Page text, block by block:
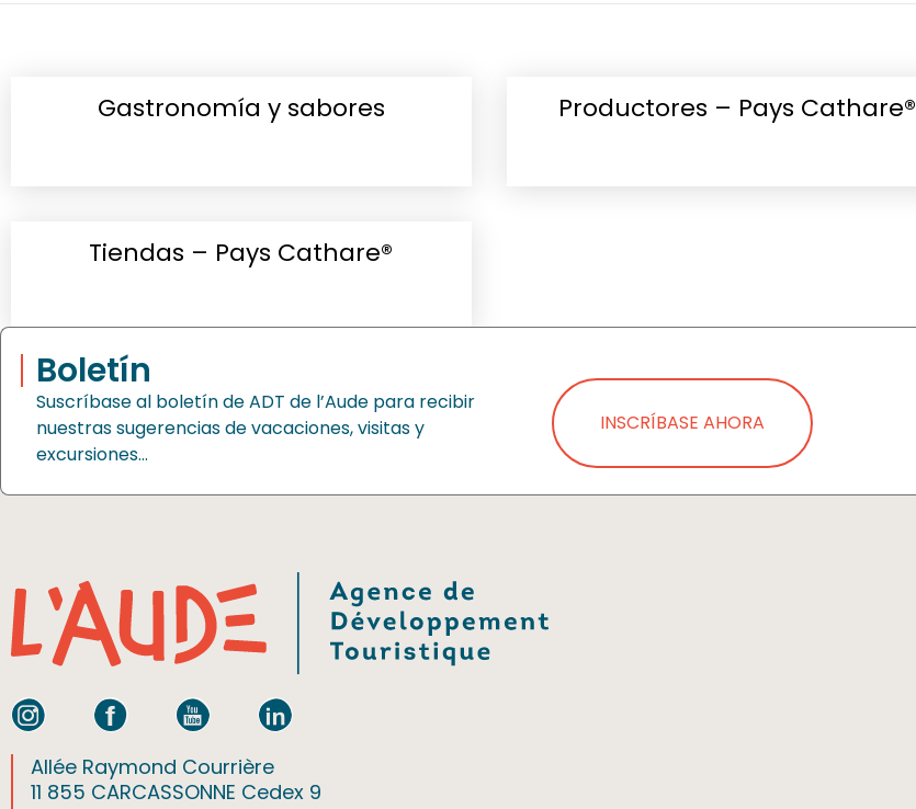
Gastronomía y sabores Productores – Pays Cathare®
Tiendas – Pays Cathare®
Boletín
Suscríbase al boletín de ADT de l’Aude para recibir
nuestras sugerencias de vacaciones, visitas y
excursiones…
INSCRÍBASE AHORA
Allée Raymond Courrière
11 855 CARCASSONNE Cedex 9